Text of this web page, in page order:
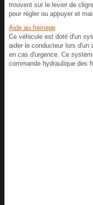
trouvent sur le levier de
pour régler ou appuyer et
Aide au freinage
Ce véhicule est doté d'un
aider le conducteur lors d'un
en cas d'urgence. Ce
commande hydraulique des